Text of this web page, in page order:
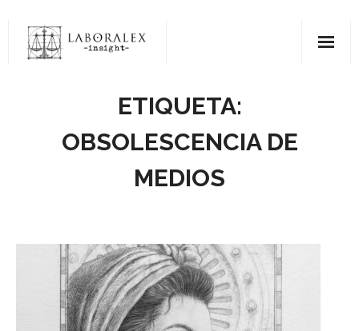
Saltar
contenido
ETIQUETA:
OBSOLESCENCIA DE
MEDIOS